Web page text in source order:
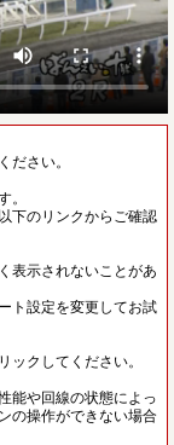
ださい。
。
下のリンクからご確認
表示されないことがあ
ト設定を変更してお試
ックしてください。
能や回線の状態によっ
の操作ができない場合